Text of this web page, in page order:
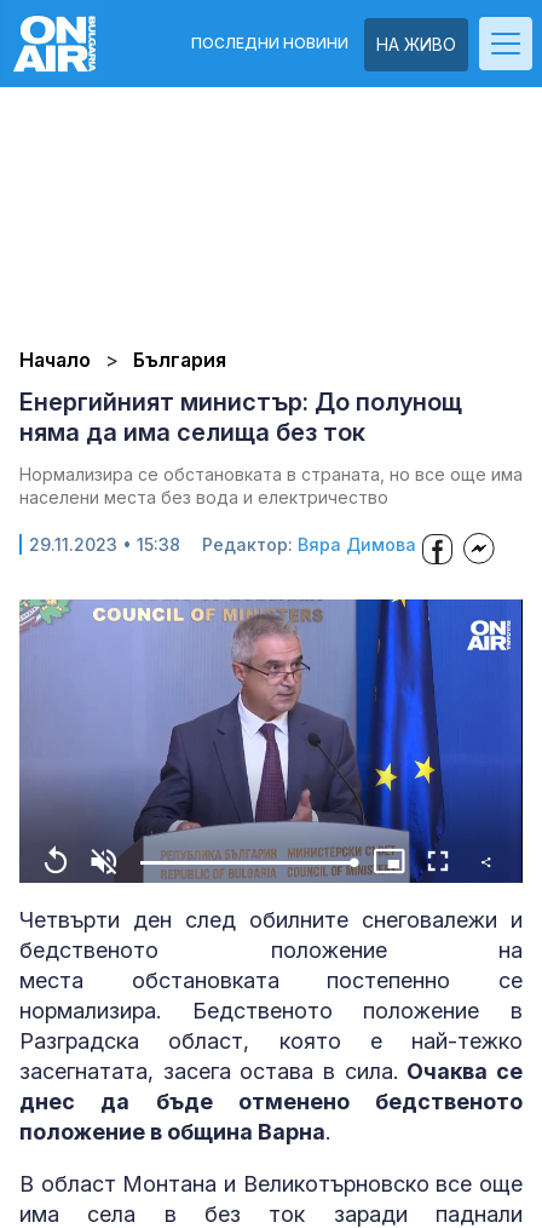
НА ЖИВО
ПОСЛЕДНИ НОВИНИ
Начало България
Енергийният министър: До полунощ
няма да има селища без ток
Нормализира се обстановката в страната, но все още има
населени места без вода и електричество
29.11.2023 • 15:38 Редактор: Вяра Димова
Replay Unmute Loaded:
100.00%
Picture-
Fullscreen
Четвърти ден след обилните снеговалежи и
бедственото положение на
места обстановката постепенно се
нормализира. Бедственото положение в
Разградска област, която е най-тежко
засегнатата, засега остава в сила. Очаква се
днес да бъде отменено бедственото
положение в община Варна.
В област Монтана и Великотърновско все още
има села в без ток заради паднали